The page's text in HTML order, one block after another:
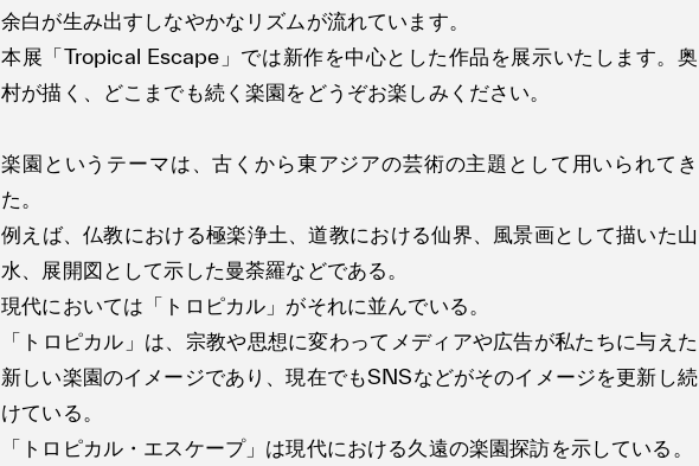
余白が生み出すしなやかなリズムが流れています。
本展「Tropical Escape」では新作を中心とした作品を展示いたします。奥
村が描く、どこまでも続く楽園をどうぞお楽しみください。
楽園というテーマは、古くから東アジアの芸術の主題として用いられてき
た。
例えば、仏教における極楽浄土、道教における仙界、風景画として描いた山
水、展開図として示した曼荼羅などである。
現代においては「トロピカル」がそれに並んでいる。
「トロピカル」は、宗教や思想に変わってメディアや広告が私たちに与えた
新しい楽園のイメージであり、現在でもSNSなどがそのイメージを更新し続
けている。
「トロピカル・エスケープ」は現代における久遠の楽園探訪を示している。